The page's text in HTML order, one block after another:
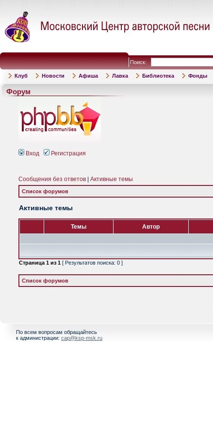
Поиск:
Клуб Новости Афиша Лавка Библиотека Фонды
Форум
Вход Регистрация
Сообщения без ответов Активные темы
Список форумов
Активные темы
Темы Автор
Страница 1 из 1 [ Результатов поиска: 0 ]
Список форумов
По всем вопросам обращайтесь
к администрации: cap@ksp-msk.ru